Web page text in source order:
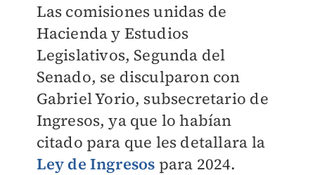
Las comisiones unidas de
Hacienda y Estudios
Legislativos, Segunda del
Senado, se disculparon con
Gabriel Yorio, subsecretario de
Ingresos, ya que lo habían
citado para que les detallara la
Ley de Ingresos para 2024.